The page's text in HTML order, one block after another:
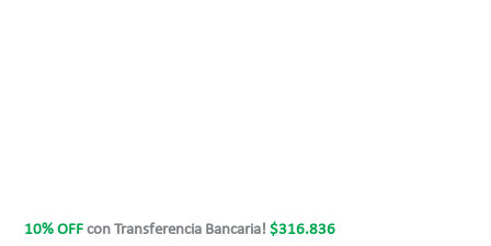
10% OFF con Transferencia Bancaria!$316.836